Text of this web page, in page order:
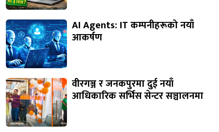
AI Agents: IT कम्पनीहरूको नयाँ
आकर्षण
वीरगञ्ज र जनकपुरमा दुई नयाँ
आधिकारिक सर्भिस सेन्टर सञ्चालनमा